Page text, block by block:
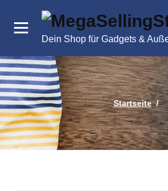
Inhalt
Dein Shop für Gadgets &
Startseite/